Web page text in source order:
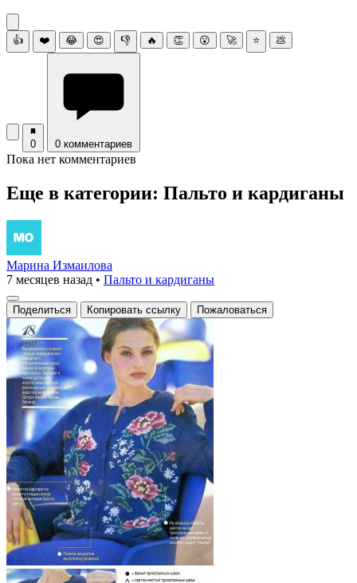
👍 ❤️ 😂 😍 👎 🔥 👏 😮 🚀 ⭐ 💩
0 0 комментариев
Пока нет комментариев
Еще в категории: Пальто и кардиганы
Марина Измаилова
7 месяцев назад • Пальто и кардиганы
Поделиться Копировать ссылку Пожаловаться